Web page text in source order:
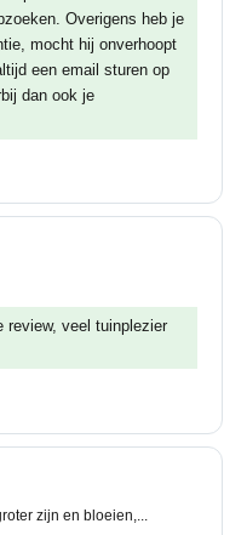
Overigens heb je
mocht hij onverhoopt
een email sturen op
dan ook je
review, veel tuinplezier
zijn en bloeien,...